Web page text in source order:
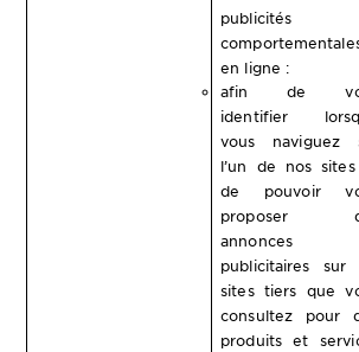
publicités
en ligne :
afin de
identifier
vous naviguez
l’un de nos
de pouvoir
proposer
annonces
publicitaires sur
sites tiers que
consultez pour
produits et